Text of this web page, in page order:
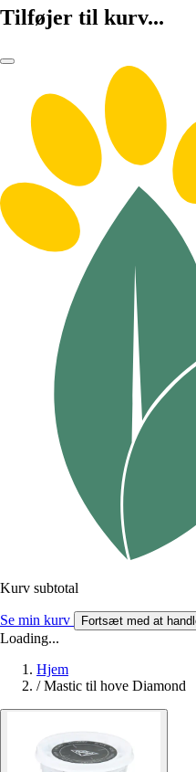
Tilføjer til kurv...
Kurv subtotal
Se min kurv Fortsæt med at
Loading...
Hjem
/ Mastic til hove Diamond